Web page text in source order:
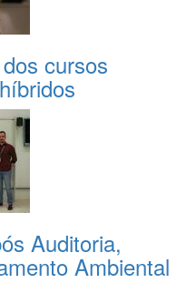
cursos
Auditoria,
Ambiental